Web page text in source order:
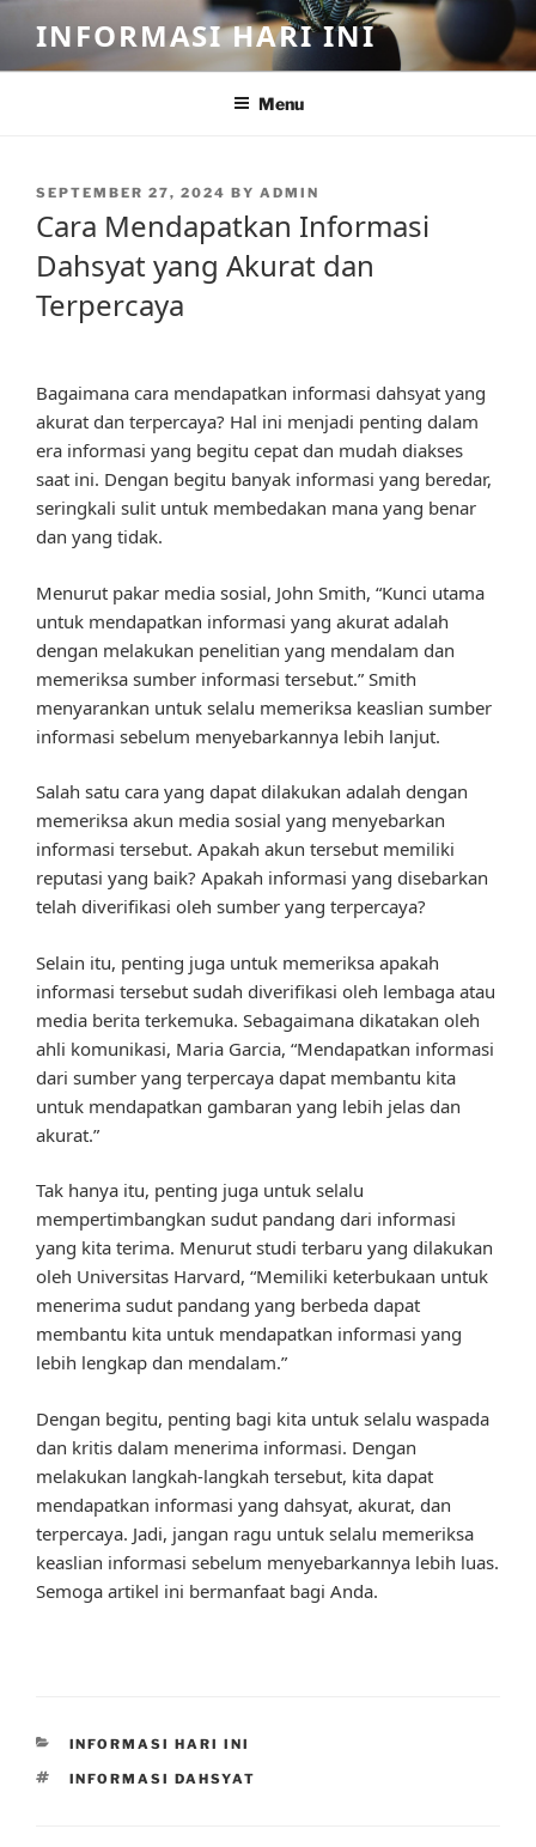
content
INFORMASI HARI INI
Menu
POSTED
SEPTEMBER 27, 2024 BY ADMIN
Cara Mendapatkan Informasi
Dahsyat yang Akurat dan
Terpercaya
Bagaimana cara mendapatkan informasi dahsyat yang
akurat dan terpercaya? Hal ini menjadi penting dalam
era informasi yang begitu cepat dan mudah diakses
saat ini. Dengan begitu banyak informasi yang beredar,
seringkali sulit untuk membedakan mana yang benar
dan yang tidak.
Menurut pakar media sosial, John Smith, “Kunci utama
untuk mendapatkan informasi yang akurat adalah
dengan melakukan penelitian yang mendalam dan
memeriksa sumber informasi tersebut.” Smith
menyarankan untuk selalu memeriksa keaslian sumber
informasi sebelum menyebarkannya lebih lanjut.
Salah satu cara yang dapat dilakukan adalah dengan
memeriksa akun media sosial yang menyebarkan
informasi tersebut. Apakah akun tersebut memiliki
reputasi yang baik? Apakah informasi yang disebarkan
telah diverifikasi oleh sumber yang terpercaya?
Selain itu, penting juga untuk memeriksa apakah
informasi tersebut sudah diverifikasi oleh lembaga atau
media berita terkemuka. Sebagaimana dikatakan oleh
ahli komunikasi, Maria Garcia, “Mendapatkan informasi
dari sumber yang terpercaya dapat membantu kita
untuk mendapatkan gambaran yang lebih jelas dan
akurat.”
Tak hanya itu, penting juga untuk selalu
mempertimbangkan sudut pandang dari informasi
yang kita terima. Menurut studi terbaru yang dilakukan
oleh Universitas Harvard, “Memiliki keterbukaan untuk
menerima sudut pandang yang berbeda dapat
membantu kita untuk mendapatkan informasi yang
lebih lengkap dan mendalam.”
Dengan begitu, penting bagi kita untuk selalu waspada
dan kritis dalam menerima informasi. Dengan
melakukan langkah-langkah tersebut, kita dapat
mendapatkan informasi yang dahsyat, akurat, dan
terpercaya. Jadi, jangan ragu untuk selalu memeriksa
keaslian informasi sebelum menyebarkannya lebih luas.
Semoga artikel ini bermanfaat bagi Anda.
CATEGORIES
INFORMASI HARI INI
TAGS
INFORMASI DAHSYAT